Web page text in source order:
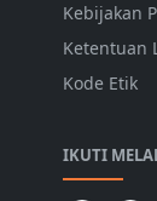
Kebijakan
Ketentuan
Kode Etik
IKUTI